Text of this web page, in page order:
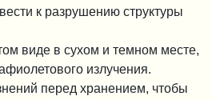
к разрушению структуры
виде в сухом и темном месте,
излучения.
перед хранением, чтобы